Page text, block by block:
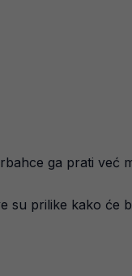
ga prati već
su prilike kako